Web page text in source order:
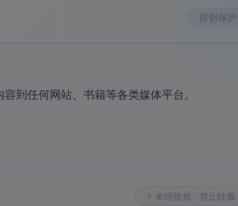
（星芒、皇冠、
原创保护
到任何网站、书籍等各类媒体平台。
⚡ 未经授权 · 禁止转载